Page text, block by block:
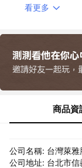
看更多
商品資
公司名稱: 台灣萊雅
公司地址: 台北市